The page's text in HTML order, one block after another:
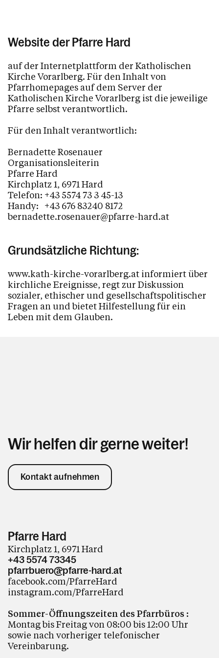
Website der Pfarre Hard
auf der Internetplattform der Katholischen
Kirche Vorarlberg. Für den Inhalt von
Pfarrhomepages auf dem Server der
Katholischen Kirche Vorarlberg ist die jeweilige
Pfarre selbst verantwortlich.
Für den Inhalt verantwortlich:
Bernadette Rosenauer
Organisationsleiterin
Pfarre Hard
Kirchplatz 1, 6971 Hard
Telefon: +43 5574 73 3 45-13
Handy: +43 676 83240 8172
bernadette.rosenauer@pfarre-hard.at
Grundsätzliche Richtung:
www.kath-kirche-vorarlberg.at informiert über
kirchliche Ereignisse, regt zur Diskussion
sozialer, ethischer und gesellschaftspolitischer
Fragen an und bietet Hilfestellung für ein
Leben mit dem Glauben.
Wir helfen dir gerne weiter!
Kontakt aufnehmen
Pfarre Hard
Kirchplatz 1, 6971 Hard
+43 5574 73345
pfarrbuero@pfarre-hard.at
facebook.com/PfarreHard
instagram.com/PfarreHard
Sommer-Öffnungszeiten des Pfarrbüros :
Montag bis Freitag von 08:00 bis 12:00 Uhr
sowie nach vorheriger telefonischer
Vereinbarung.